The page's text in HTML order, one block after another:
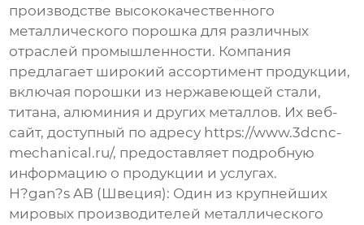
производстве высококачественного
металлического порошка для различных
отраслей промышленности. Компания
предлагает широкий ассортимент продукции,
включая порошки из нержавеющей стали,
титана, алюминия и других металлов. Их веб-
сайт, доступный по адресу https://www.3dcnc-
mechanical.ru/, предоставляет подробную
информацию о продукции и услугах.
H?gan?s AB (Швеция): Один из крупнейших
мировых производителей металлического